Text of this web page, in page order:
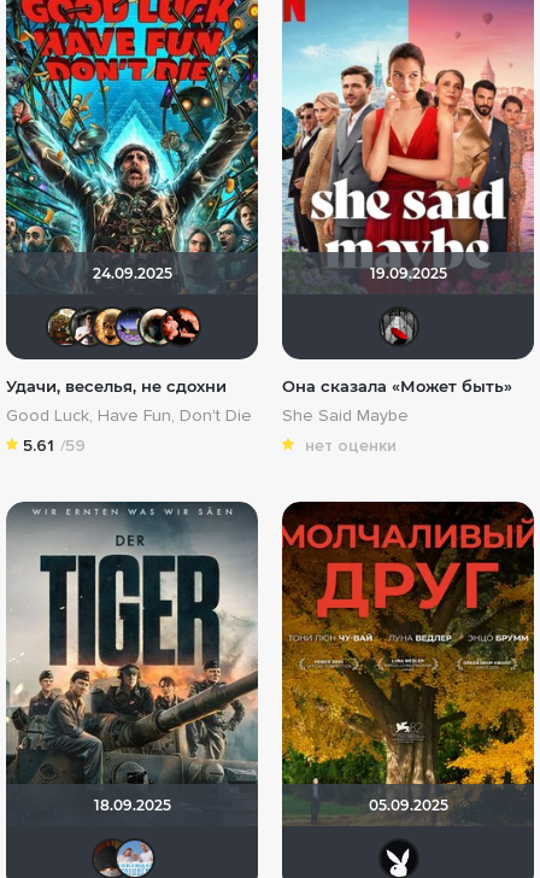
24.09.2025
Shadrap
RUOK Доктор Верховцев
Удачи, веселья, не сдохни
Good Luck, Have Fun, Don't Die
5.61 /59
19.09.2025
Она сказала «Может быть»
She Said Maybe
нет оценки
18.09.2025 05.09.2025